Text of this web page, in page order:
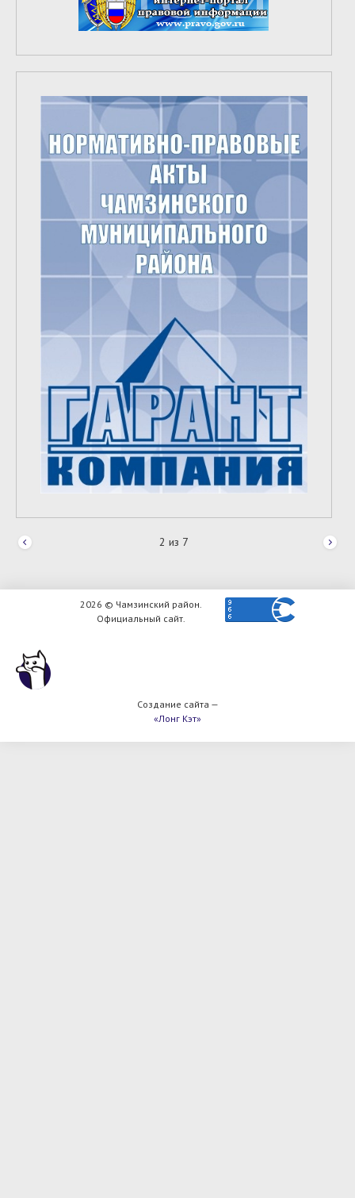
2 из 7
2026 © Чамзинский район.
Официальный сайт.
Создание сайта —
«Лонг Кэт»